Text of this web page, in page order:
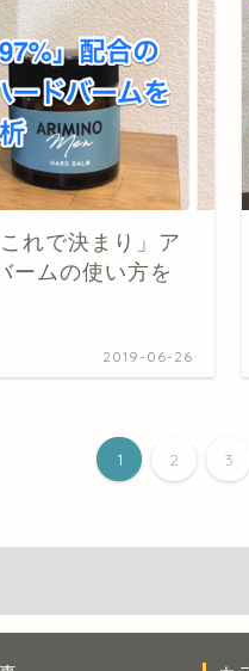
れで決まり」ア
ームの使い方を
2019-06-26
1 2 3